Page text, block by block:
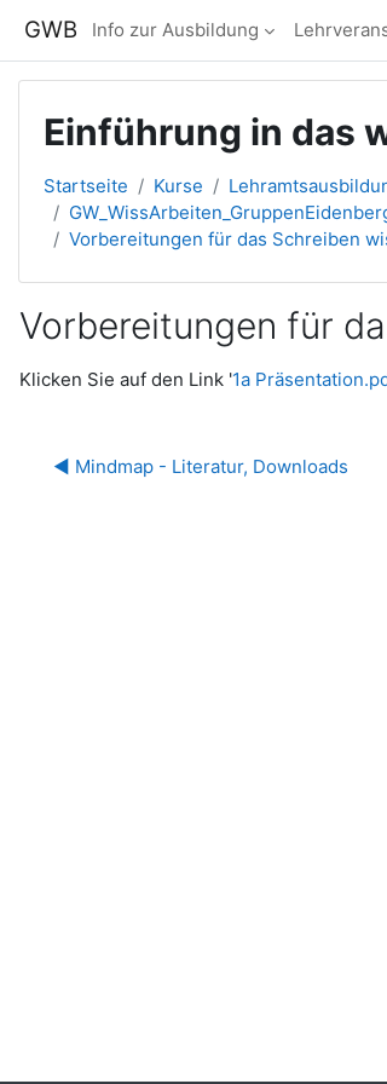
GWB Info zur Ausbildung
Einführung in das
Startseite Kurse
Vorbereitungen für das Schreiben
Vorbereitungen für
Abschlussbedingungen
Klicken Sie auf den Link '1a
◀︎ Mindmap - Literatur, Downloads